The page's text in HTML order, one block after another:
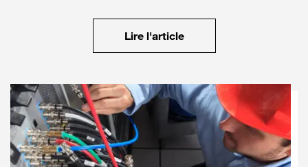
Lire l'article